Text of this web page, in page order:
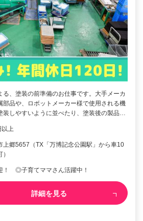
る、塗装の前準備のお仕事です。大手メーカ
部品や、ロボットメーカー様で使用される機
装しやすいように並べたり、塗装後の製品…
上
上郷5657（TX「万博記念公園駅」から車10
！ ◎子育てママさん活躍中！
詳細を見る